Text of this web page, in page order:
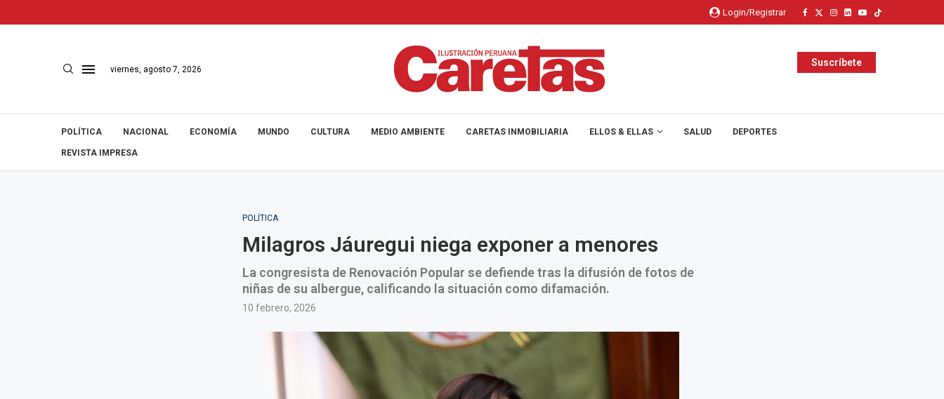
Login/Registrar
viernes, agosto 7, 2026
Suscríbete
POLÍTICA NACIONAL ECONOMÍA MUNDO CULTURA MEDIO AMBIENTE CARETAS INMOBILIARIA ELLOS & ELLAS SALUD DEPORTES
REVISTA IMPRESA
POLÍTICA
Milagros Jáuregui niega exponer a menores
La congresista de Renovación Popular se defiende tras la difusión de fotos de
niñas de su albergue, calificando la situación como difamación.
10 febrero, 2026